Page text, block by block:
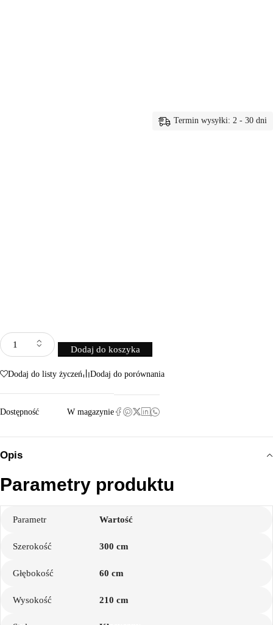
Dodaj do koszyka
Termin wysyłki: 2 - 30 dni
Dodaj do listy życzeń Dodaj do porównania
Dostępność W magazynie
Opis
Parametry produktu
Parametr Wartość
Szerokość 300 cm
Głębokość 60 cm
Wysokość 210 cm